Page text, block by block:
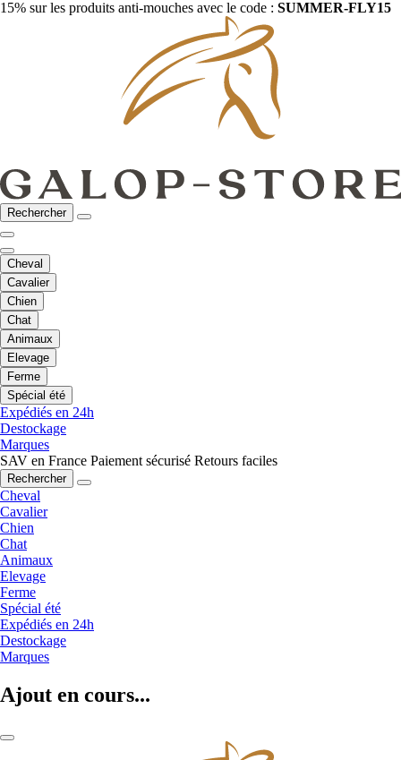
15% sur les produits anti-mouches avec le code : SUMMER-FLY15
Rechercher
Cheval
Cavalier
Chien
Chat
Animaux
Elevage
Ferme
Spécial été
Expédiés en 24h
Destockage
Marques
SAV en France Paiement sécurisé Retours faciles
Rechercher
Cheval
Cavalier
Chien
Chat
Animaux
Elevage
Ferme
Spécial été
Expédiés en 24h
Destockage
Marques
Ajout en cours...